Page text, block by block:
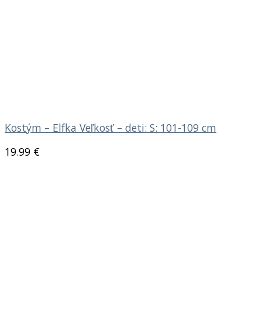
Kostým – Elfka Veľkosť – deti: S: 101-109 cm
19.99 €